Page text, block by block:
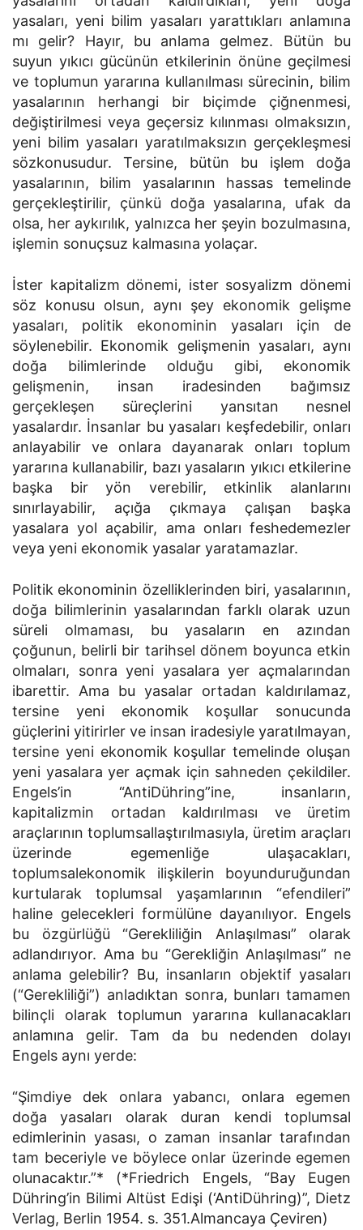
yasaları, yeni bilim yasaları yarattıkları anlamına
mı gelir? Hayır, bu anlama gelmez. Bütün bu
suyun yıkıcı gücünün etkilerinin önüne geçilmesi
ve toplumun yararına kullanılması sürecinin, bilim
yasalarının herhangi bir biçimde çiğnenmesi,
değiştirilmesi veya geçersiz kılınması olmaksızın,
yeni bilim yasaları yaratılmaksızın gerçekleşmesi
sözkonusudur. Tersine, bütün bu işlem doğa
yasalarının, bilim yasalarının hassas temelinde
gerçekleştirilir, çünkü doğa yasalarına, ufak da
olsa, her aykırılık, yalnızca her şeyin bozulmasına,
işlemin sonuçsuz kalmasına yolaçar.
İster kapitalizm dönemi, ister sosyalizm dönemi
söz konusu olsun, aynı şey ekonomik gelişme
yasaları, politik ekonominin yasaları için de
söylenebilir. Ekonomik gelişmenin yasaları, aynı
doğa bilimlerinde olduğu gibi, ekonomik
gelişmenin, insan iradesinden bağımsız
gerçekleşen süreçlerini yansıtan nesnel
yasalardır. İnsanlar bu yasaları keşfedebilir, onları
anlayabilir ve onlara dayanarak onları toplum
yararına kullanabilir, bazı yasaların yıkıcı etkilerine
başka bir yön verebilir, etkinlik alanlarını
sınırlayabilir, açığa çıkmaya çalışan başka
yasalara yol açabilir, ama onları feshedemezler
veya yeni ekonomik yasalar yaratamazlar.
Politik ekonominin özelliklerinden biri, yasalarının,
doğa bilimlerinin yasalarından farklı olarak uzun
süreli olmaması, bu yasaların en azından
çoğunun, belirli bir tarihsel dönem boyunca etkin
olmaları, sonra yeni yasalara yer açmalarından
ibarettir. Ama bu yasalar ortadan kaldırılamaz,
tersine yeni ekonomik koşullar sonucunda
güçlerini yitirirler ve insan iradesiyle yaratılmayan,
tersine yeni ekonomik koşullar temelinde oluşan
yeni yasalara yer açmak için sahneden çekildiler.
Engels’in “AntiDühring”ine, insanların,
kapitalizmin ortadan kaldırılması ve üretim
araçlarının toplumsallaştırılmasıyla, üretim araçları
üzerinde egemenliğe ulaşacakları,
toplumsalekonomik ilişkilerin boyunduruğundan
kurtularak toplumsal yaşamlarının “efendileri”
haline gelecekleri formülüne dayanılıyor. Engels
bu özgürlüğü “Gerekliliğin Anlaşılması” olarak
adlandırıyor. Ama bu “Gerekliğin Anlaşılması” ne
anlama gelebilir? Bu, insanların objektif yasaları
(“Gerekliliği”) anladıktan sonra, bunları tamamen
bilinçli olarak toplumun yararına kullanacakları
anlamına gelir. Tam da bu nedenden dolayı
Engels aynı yerde:
“Şimdiye dek onlara yabancı, onlara egemen
doğa yasaları olarak duran kendi toplumsal
edimlerinin yasası, o zaman insanlar tarafından
tam beceriyle ve böylece onlar üzerinde egemen
olunacaktır.”* (*Friedrich Engels, “Bay Eugen
Dühring’in Bilimi Altüst Edişi (‘AntiDühring)”, Dietz
Verlag, Berlin 1954. s. 351.­Almancaya Çeviren)